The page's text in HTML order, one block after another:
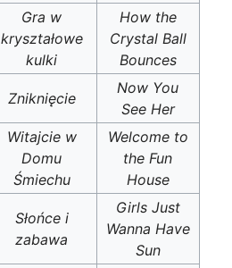
Gra w
kryształowe
kulki
How the
Crystal Ball
Bounces
Zniknięcie
Now You
See Her
Witajcie w
Domu
Śmiechu
Welcome to
the Fun
House
Słońce i
zabawa
Girls Just
Wanna Have
Sun